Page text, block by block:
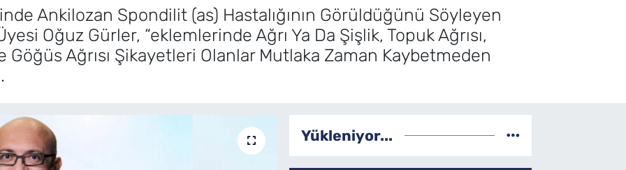
Ankilozan Spondilit (as) Hastalığının Görüldüğünü Söyleyen
Oğuz Gürler, “eklemlerinde Ağrı Ya Da Şişlik, Topuk Ağrısı,
Göğüs Ağrısı Şikayetleri Olanlar Mutlaka Zaman Kaybetmeden
Yükleniyor...